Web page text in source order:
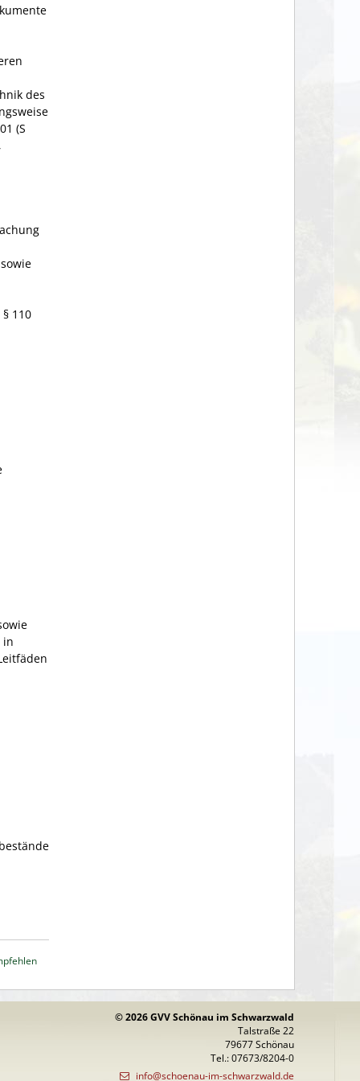
des
(S
110
in
© 2026 GVV Schönau im Schwarzwald
Talstraße 22
79677 Schönau
Tel.: 07673/8204-0
info@schoenau-im-schwarzwald.de